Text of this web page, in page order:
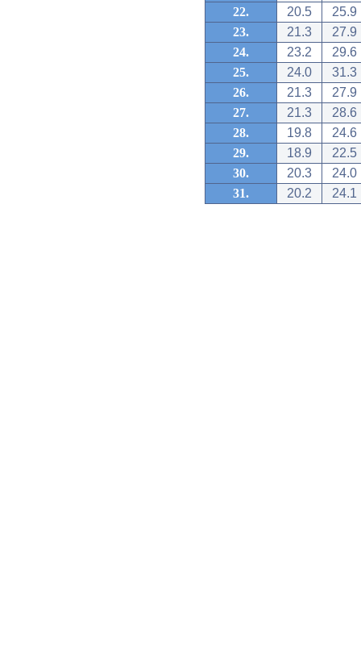
22.
20.5
25.9
23.
21.3
27.9
24.
23.2
29.6
25.
24.0
31.3
26.
21.3
27.9
27.
21.3
28.6
28.
19.8
24.6
29.
18.9
22.5
30.
20.3
24.0
31.
20.2 24.1